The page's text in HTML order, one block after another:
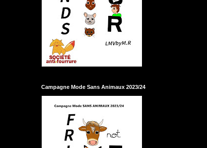
Campagne Mode Sans Animaux 2023/24